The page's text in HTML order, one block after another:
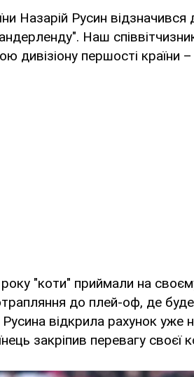
Назарій Русин
Наш
дивізіону першості країни
"коти" приймали на
до плей-оф, де буде
відкрила рахунок уже
закріпив перевагу своєї